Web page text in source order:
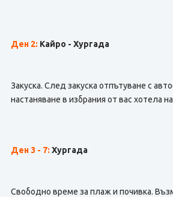
Ден 2: Кайро - Хургада
Закуска. След закуска отпътуване с
настаняване в избрания от вас хотела
Ден 3 - 7: Хургада
Свободно време за плаж и почивка.